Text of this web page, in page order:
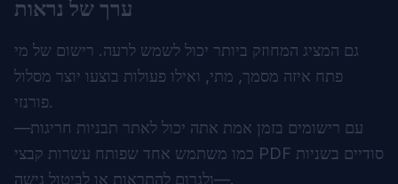
ערך של נראות
גם המציג המחוזק ביותר יכול לשמש לרעה. רישום של מי
פתח איזה מסמך, מתי, ואילו פעולות בוצעו יוצר מסלול
פורנזי.
עם רישומים בזמן אמת אתה יכול לאתר תבניות חריגות—
כמו משתמש אחד שפותח עשרות קבצי PDF סודיים בשניות
—ולגרום להתראות או לביטול גישה.